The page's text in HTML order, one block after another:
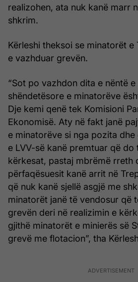
realizohen, ata nuk kanë marr
shkrim.
Kërleshi theksoi se minatorët e
e vazhduar grevën.
“Sot po vazhdon dita e nëntë
shëndetësore e minatorëve
Dje kemi qenë tek Komisioni
Ekonomisë. Aty në fakt janë
e minatorëve si nga pozita
e LVV-së kanë premtuar që do
kërkesat, pastaj mbrëmë rreth
përfaqësuesit kanë arrit në
që nuk kanë sjellë asgjë me
minatorët janë të vendosur që
grevën deri në realizimin e
gjithë minatorët e minierës së
grevë me flotacion”, tha